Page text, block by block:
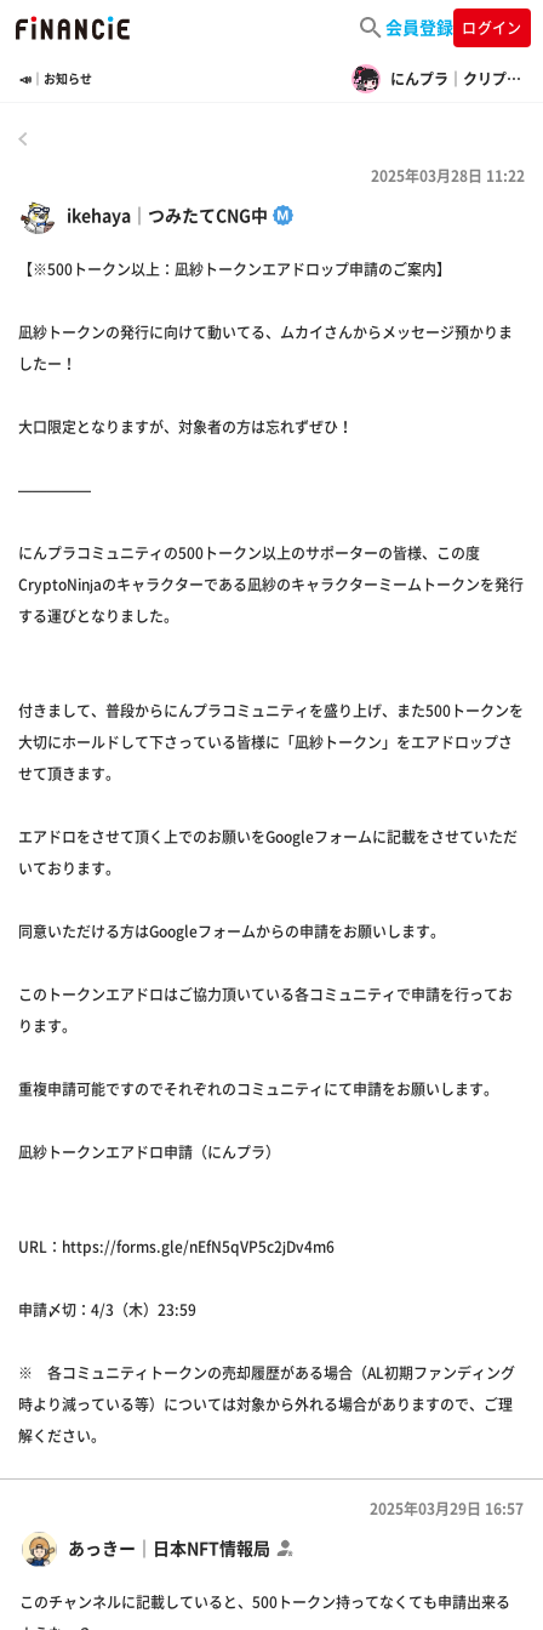
会員登録 ログイン
📣｜お知らせ にんプラ｜クリプトニンジャ
ikehaya｜つみたてCNG中
2025年03月28日 11:22
【※500トークン以上：凪紗トークンエアドロップ申請のご案内】
凪紗トークンの発行に向けて動いてる、ムカイさんからメッセージ預かりま
したー！
大口限定となりますが、対象者の方は忘れずぜひ！
—————
にんプラコミュニティの500トークン以上のサポーターの皆様、この度
CryptoNinjaのキャラクターである凪紗のキャラクターミームトークンを発行
する運びとなりました。
付きまして、普段からにんプラコミュニティを盛り上げ、また500トークンを
大切にホールドして下さっている皆様に「凪紗トークン」をエアドロップさ
せて頂きます。
エアドロをさせて頂く上でのお願いをGoogleフォームに記載をさせていただ
いております。
同意いただける方はGoogleフォームからの申請をお願いします。
このトークンエアドロはご協力頂いている各コミュニティで申請を行ってお
ります。
重複申請可能ですのでそれぞれのコミュニティにて申請をお願いします。
凪紗トークンエアドロ申請（にんプラ）
URL：https://forms.gle/nEfN5qVP5c2jDv4m6
申請〆切：4/3（木）23:59
※ 各コミュニティトークンの売却履歴がある場合（AL初期ファンディング
時より減っている等）については対象から外れる場合がありますので、ご理
解ください。
あっきー｜日本NFT情報局
2025年03月29日 16:57
このチャンネルに記載していると、500トークン持ってなくても申請出来る